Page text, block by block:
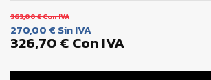
363,00 €Con IVA
270,00 € Sin IVA
326,70 €Con IVA